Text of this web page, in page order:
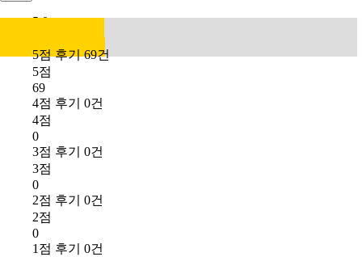
5.0
5점 후기 69건
5점
69
4점 후기 0건
4점
0
3점 후기 0건
3점
0
2점 후기 0건
2점
0
1점 후기 0건